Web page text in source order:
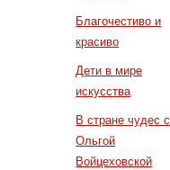
Благочестиво и
красиво
Дети в мире
искусства
В стране чудес с
Ольгой
Войцеховской